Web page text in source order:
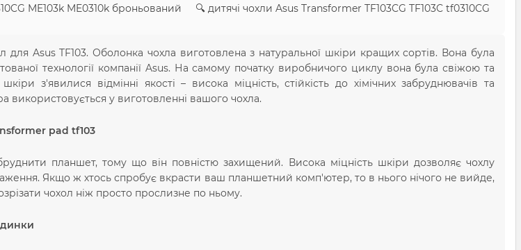
ME103k ME0310k броньований 🔍 дитячі чохли Asus Transformer TF103CG TF103C tf0310CG
Asus TF103. Оболонка чохла виготовлена з натуральної шкіри кращих сортів. Вона була
технології компанії Asus. На самому початку виробничого циклу вона була свіжою та
з'явилися відмінні якості – висока міцність, стійкість до хімічних забруднювачів та
використовується у виготовленні вашого чохла.
pad tf103
планшет, тому що він повністю захищений. Висока міцність шкіри дозволяє чохлу
Якщо ж хтось спробує вкрасти ваш планшетний комп'ютер, то в нього нічого не вийде,
чохол ніж просто прослизне по ньому.